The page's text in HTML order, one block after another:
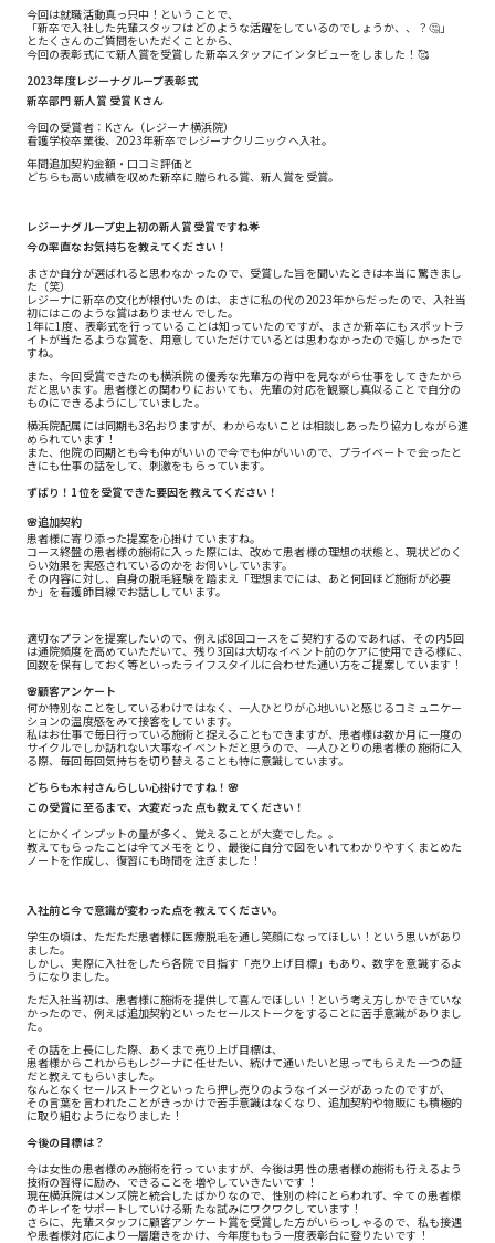
今回は就職活動真っ只中！ということで、
「新卒で入社した先輩スタッフはどのような活躍をしているのでしょうか、、？🤔」
とたくさんのご質問をいただくことから、
今回の表彰式にて新人賞を受賞した新卒スタッフにインタビューをしました！🥰
2023年度レジーナグループ表彰式
新卒部門 新人賞 受賞 Kさん
今回の受賞者：Kさん（レジーナ横浜院）
看護学校卒業後、2023年新卒でレジーナクリニックへ入社。
年間追加契約金額・口コミ評価と
どちらも高い成績を収めた新卒に贈られる賞、新人賞を受賞。
レジーナグループ史上初の新人賞受賞ですね🌟
今の率直なお気持ちを教えてください！
まさか自分が選ばれると思わなかったので、受賞した旨を聞いたときは本当に驚きまし
た（笑）
レジーナに新卒の文化が根付いたのは、まさに私の代の2023年からだったので、入社当
初にはこのような賞はありませんでした。
1年に1度、表彰式を行っていることは知っていたのですが、まさか新卒にもスポットラ
イトが当たるような賞を、用意していただけているとは思わなかったので嬉しかったで
すね。
また、今回受賞できたのも横浜院の優秀な先輩方の背中を見ながら仕事をしてきたから
だと思います。患者様との関わりにおいても、先輩の対応を観察し真似ることで自分の
ものにできるようにしていました。
横浜院配属には同期も3名おりますが、わからないことは相談しあったり協力しながら進
められています！
また、他院の同期とも今も仲がいいので今でも仲がいいので、プライベートで会ったと
きにも仕事の話をして、刺激をもらっています。
ずばり！1位を受賞できた要因を教えてください！
🌸追加契約
患者様に寄り添った提案を心掛けていますね。
コース終盤の患者様の施術に入った際には、改めて患者様の理想の状態と、現状どのく
らい効果を実感されているのかをお伺いしています。
その内容に対し、自身の脱毛経験を踏まえ「理想までには、あと何回ほど施術が必要
か」を看護師目線でお話ししています。
適切なプランを提案したいので、例えば8回コースをご契約するのであれば、その内5回
は通院頻度を高めていただいて、残り3回は大切なイベント前のケアに使用できる様に、
回数を保有しておく等といったライフスタイルに合わせた通い方をご提案しています！
🌸顧客アンケート
何か特別なことをしているわけではなく、一人ひとりが心地いいと感じるコミュニケー
ションの温度感をみて接客をしています。
私はお仕事で毎日行っている施術と捉えることもできますが、患者様は数か月に一度の
サイクルでしか訪れない大事なイベントだと思うので、一人ひとりの患者様の施術に入
る際、毎回毎回気持ちを切り替えることも特に意識しています。
どちらも木村さんらしい心掛けですね！🌸
この受賞に至るまで、大変だった点も教えてください！
とにかくインプットの量が多く、覚えることが大変でした。。
教えてもらったことは全てメモをとり、最後に自分で図をいれてわかりやすくまとめた
ノートを作成し、復習にも時間を注ぎました！
入社前と今で意識が変わった点を教えてください。
学生の頃は、ただただ患者様に医療脱毛を通し笑顔になってほしい！という思いがあり
ました。
しかし、実際に入社をしたら各院で目指す「売り上げ目標」もあり、数字を意識するよ
うになりました。
ただ入社当初は、患者様に施術を提供して喜んでほしい！という考え方しかできていな
かったので、例えば追加契約といったセールストークをすることに苦手意識がありまし
た。
その話を上長にした際、あくまで売り上げ目標は、
患者様からこれからもレジーナに任せたい、続けて通いたいと思ってもらえた一つの証
だと教えてもらいました。
なんとなくセールストークといったら押し売りのようなイメージがあったのですが、
その言葉を言われたことがきっかけで苦手意識はなくなり、追加契約や物販にも積極的
に取り組むようになりました！
今後の目標は？
今は女性の患者様のみ施術を行っていますが、今後は男性の患者様の施術も行えるよう
技術の習得に励み、できることを増やしていきたいです！
現在横浜院はメンズ院と統合したばかりなので、性別の枠にとらわれず、全ての患者様
のキレイをサポートしていける新たな試みにワクワクしています！
さらに、先輩スタッフに顧客アンケート賞を受賞した方がいらっしゃるので、私も接遇
や患者様対応により一層磨きをかけ、今年度ももう一度表彰台に登りたいです！